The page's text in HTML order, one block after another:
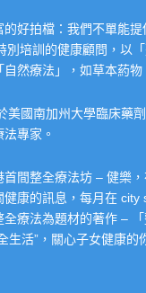
的好拍檔：我們不單能
別培訓的健康顧問，以
然療法」，如草本葯
美國南加州大學臨床藥
專家。
間整全療法坊 – 健樂
康的訊息，每月在
療法為題材的著作 –
生活”，關心子女健康的